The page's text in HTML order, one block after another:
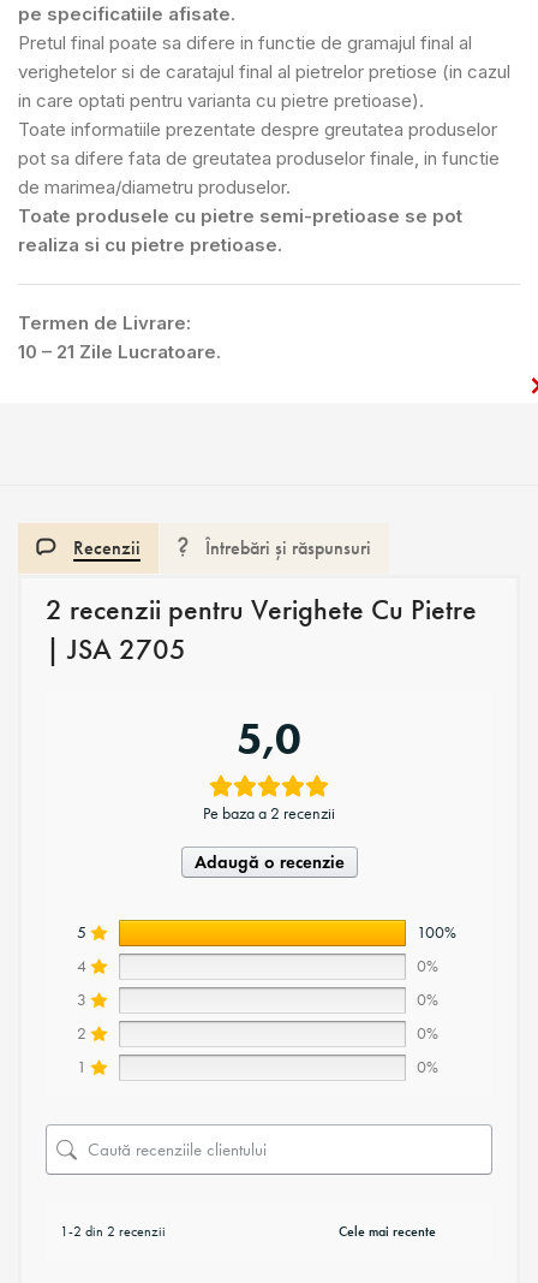
pe specificatiile afisate.
Pretul final poate sa difere in functie de gramajul final al
verighetelor si de caratajul final al pietrelor pretiose (in cazul
in care optati pentru varianta cu pietre pretioase).
Toate informatiile prezentate despre greutatea produselor
pot sa difere fata de greutatea produselor finale, in functie
de marimea/diametru produselor.
Toate produsele cu pietre semi-pretioase se pot
realiza si cu pietre pretioase.
Termen de Livrare:
10 – 21 Zile Lucratoare.
Recenzii Întrebări și răspunsuri
2 recenzii pentru Verighete Cu Pietre
| JSA 2705
5,0
Pe baza a 2 recenzii
Adaugă o recenzie
5
100%
4
0%
3
0%
2
0%
1
0%
1-2 din 2 recenzii